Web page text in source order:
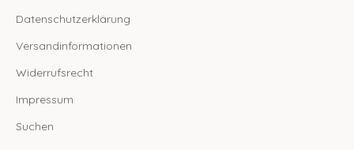
Datenschutzerklärung
Versandinformationen
Widerrufsrecht
Impressum
Suchen